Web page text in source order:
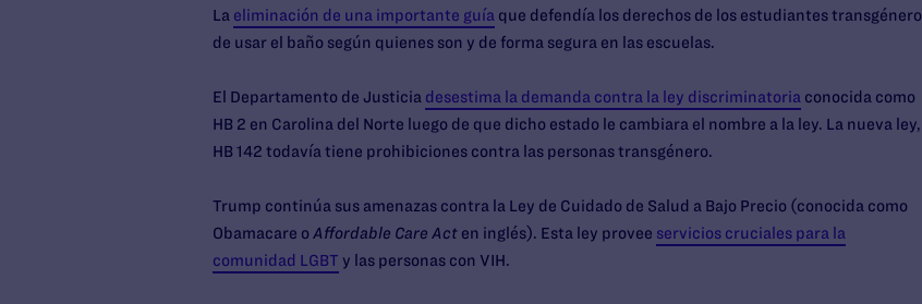
La eliminación de una importante guía que defendía los derechos de los estudiantes transgénero
de usar el baño según quienes son y de forma segura en las escuelas.
El Departamento de Justicia desestima la demanda contra la ley discriminatoria conocida como
HB 2 en Carolina del Norte luego de que dicho estado le cambiara el nombre a la ley. La nueva ley,
HB 142 todavía tiene prohibiciones contra las personas transgénero.
Trump continúa sus amenazas contra la Ley de Cuidado de Salud a Bajo Precio (conocida como
Obamacare o Affordable Care Acten inglés). Esta ley provee servicios cruciales para la
comunidad LGBT y las personas con VIH.